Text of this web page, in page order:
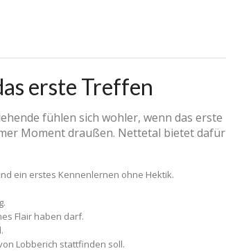
erste Treffen
fühlen sich wohler, wenn das erste
Moment draußen. Nettetal bietet dafür
ein erstes Kennenlernen ohne Hektik.
Flair haben darf.
Lobberich stattfinden soll.